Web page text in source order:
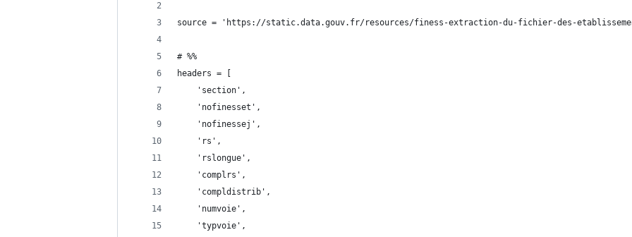
source = 'https://static.data.gouv.fr/resources/finess-extraction-du-fichier-des-etablissements/
# %%
headers = [
    'section',
    'nofinesset',
    'nofinessej',
    'rs',
    'rslongue',
    'complrs',
    'compldistrib',
    'numvoie',
    'typvoie',